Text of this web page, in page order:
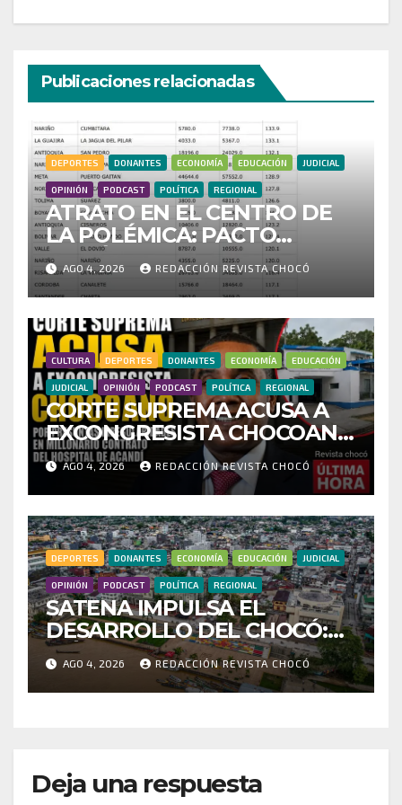
Publicaciones relacionadas
DEPORTES DONANTES ECONOMÍA EDUCACIÓN JUDICIAL
OPINIÓN PODCAST POLÍTICA REGIONAL
ATRATO EN EL CENTRO DE
LA POLÉMICA: PACTO
HISTÓRICO CUESTIONA
CENSO ELECTORAL Y PIDE
INVESTIGAR PRESUNTO
FRAUDE
AGO 4, 2026 REDACCIÓN REVISTA CHOCÓ
CULTURA DEPORTES DONANTES ECONOMÍA EDUCACIÓN
JUDICIAL OPINIÓN PODCAST POLÍTICA REGIONAL
CORTE SUPREMA ACUSA A
EXCONGRESISTA CHOCOANO
POR PRESUNTAS
IRREGULARIDADES EN
MILLONARIO CONTRATO
DEL HOSPITAL DE ACANDÍ
AGO 4, 2026 REDACCIÓN REVISTA CHOCÓ
DEPORTES DONANTES ECONOMÍA EDUCACIÓN JUDICIAL
OPINIÓN PODCAST POLÍTICA REGIONAL
SATENA IMPULSA EL
DESARROLLO DEL CHOCÓ:
MÁS DE 35 MIL PASAJEROS
MOVILIZADOS Y NUEVAS
RUTAS FORTALECEN LA
AGO 4, 2026 REDACCIÓN REVISTA CHOCÓ
Deja una respuesta